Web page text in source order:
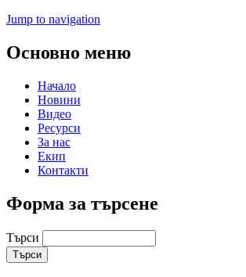
Jump to navigation
Основно меню
Начало
Новини
Видео
Ресурси
За нас
Екип
Контакти
Форма за търсене
Търси